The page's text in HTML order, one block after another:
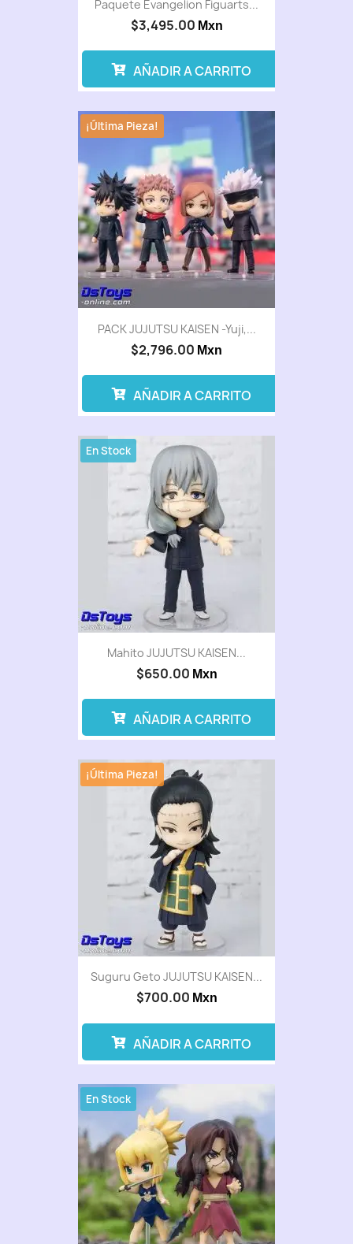
Paquete Evangelion Figuarts...
$3,495.00 Mxn
AÑADIR A CARRITO
PACK JUJUTSU KAISEN -Yuji,...
$2,796.00 Mxn
¡Última Pieza!
AÑADIR A CARRITO
Mahito JUJUTSU KAISEN...
$650.00 Mxn
En Stock
AÑADIR A CARRITO
Suguru Geto JUJUTSU KAISEN...
$700.00 Mxn
¡Última Pieza!
AÑADIR A CARRITO
En Stock